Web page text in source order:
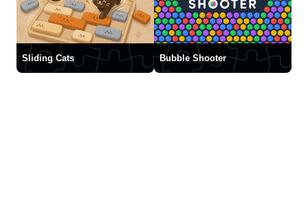
Sliding Cats Bubble Shooter